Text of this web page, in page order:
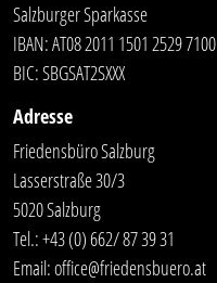
Salzburger Sparkasse
IBAN: AT08 2011 1501 2529 7100
BIC: SBGSAT2SXXX
Adresse
Friedensbüro Salzburg
Lasserstraße 30/3
5020 Salzburg
Tel.:+43 (0) 662/ 87 39 31
Email:office@friedensbuero.at